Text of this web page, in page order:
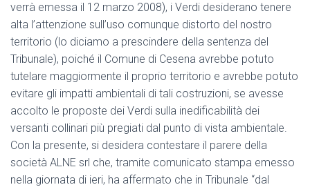
verrà emessa il 12 marzo 2008), i Verdi desiderano tenere
alta l’attenzione sull’uso comunque distorto del nostro
territorio (lo diciamo a prescindere della sentenza del
Tribunale), poiché il Comune di Cesena avrebbe potuto
tutelare maggiormente il proprio territorio e avrebbe potuto
evitare gli impatti ambientali di tali costruzioni, se avesse
accolto le proposte dei Verdi sulla inedificabilità dei
versanti collinari più pregiati dal punto di vista ambientale.
Con la presente, si desidera contestare il parere della
società ALNE srl che, tramite comunicato stampa emesso
nella giornata di ieri, ha affermato che in Tribunale “dal